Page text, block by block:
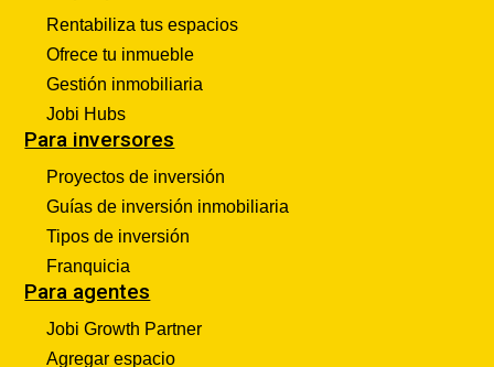
Rentabiliza tus espacios
Ofrece tu inmueble
Gestión inmobiliaria
Jobi Hubs
Para inversores
Proyectos de inversión
Guías de inversión inmobiliaria
Tipos de inversión
Franquicia
Para agentes
Jobi Growth Partner
Agregar espacio